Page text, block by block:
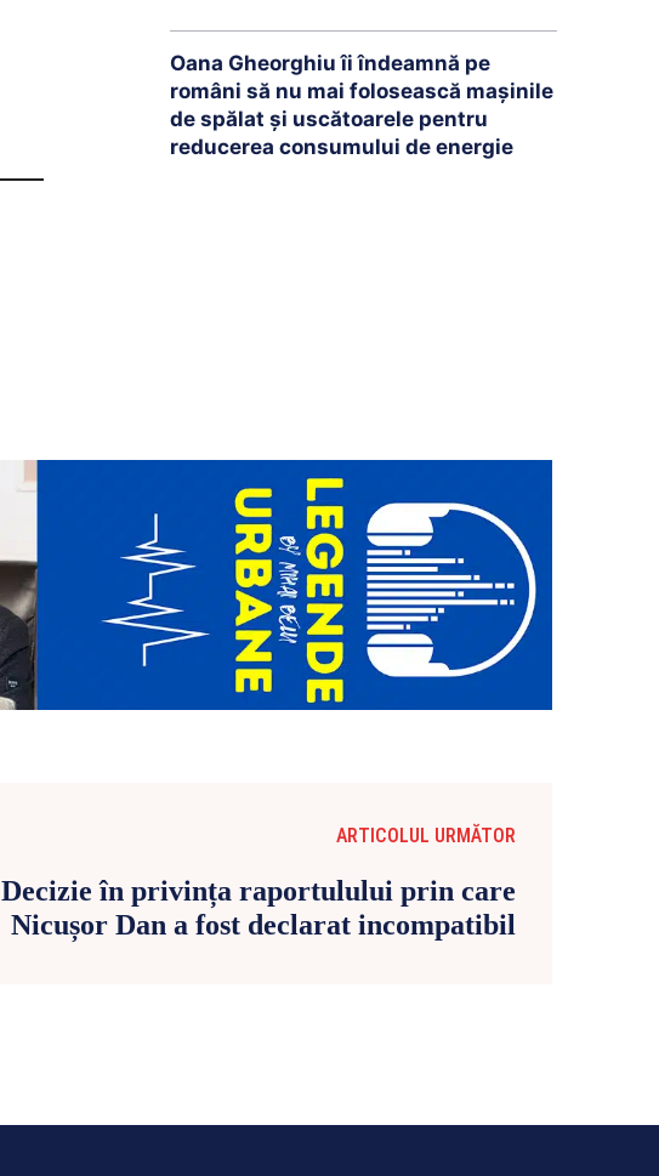
Oana Gheorghiu îi îndeamnă pe
români să nu mai folosească mașinile
de spălat și uscătoarele pentru
reducerea consumului de energie
ARTICOLUL URMĂTOR
Decizie în privința raportulului prin care
Nicușor Dan a fost declarat incompatibil